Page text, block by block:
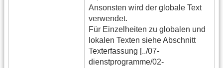
Ansonsten wird der globale Text
verwendet.
Für Einzelheiten zu globalen und
lokalen Texten siehe Abschnitt
Texterfassung [../07-
dienstprogramme/02-